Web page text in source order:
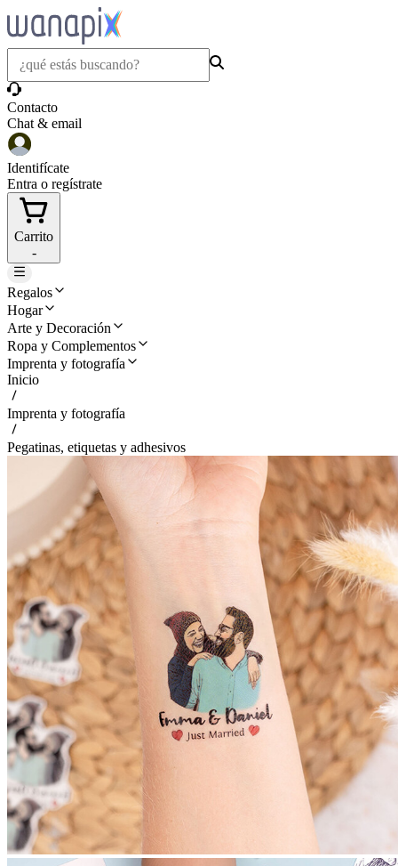
Contacto
Chat & email
Identifícate
Entra o regístrate
Carrito
-
Regalos
Hogar
Arte y Decoración
Ropa y Complementos
Imprenta y fotografía
Inicio
Imprenta y fotografía
Pegatinas, etiquetas y adhesivos